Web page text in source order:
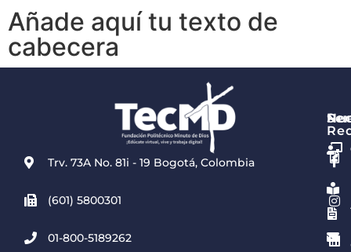
Añade aquí tu texto de
cabecera
Trv. 73A No. 81i - 19 Bogotá, Colombia
(601) 5800301
01-800-5189262